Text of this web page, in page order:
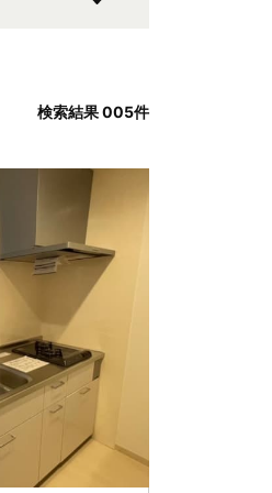
検索結果005件